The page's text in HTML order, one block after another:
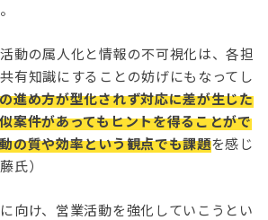
動の属人化と情報の不可視化は、各担
有知識にすることの妨げにもなってし
進め方が型化されず対応に差が生じた
案件があってもヒントを得ることがで
の質や効率という観点でも課題を感じ
氏）
向け、営業活動を強化していこうとい